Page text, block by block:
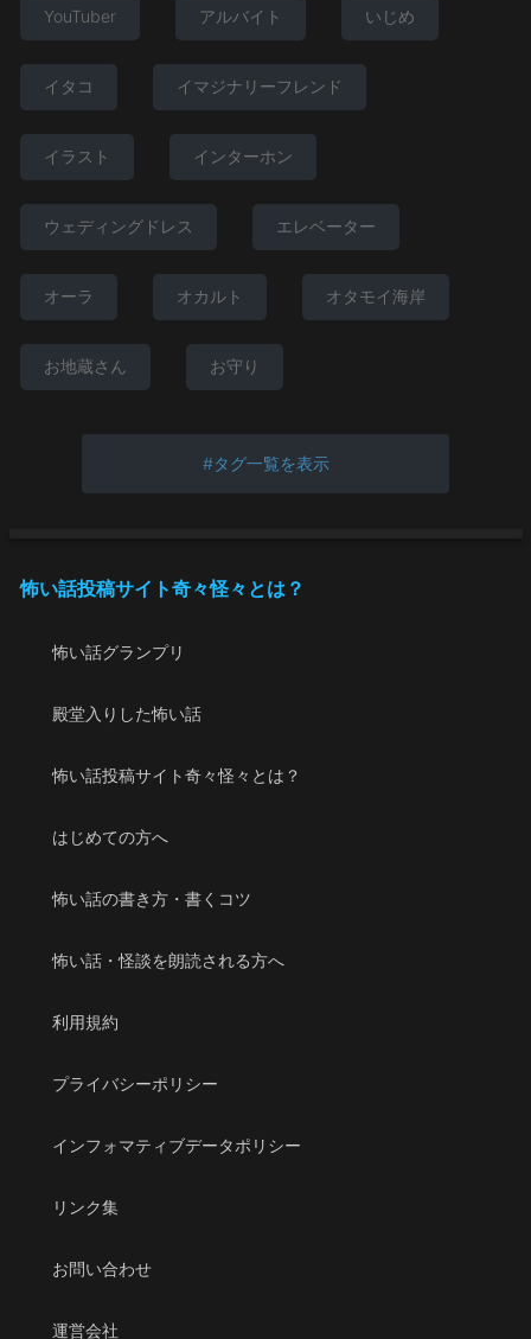
YouTuber アルバイト いじめ
イタコ イマジナリーフレンド
イラスト インターホン
ウェディングドレス エレベーター
オーラ オカルト オタモイ海岸
お地蔵さん お守り
タグ一覧を表示
怖い話投稿サイト奇々怪々とは？
怖い話グランプリ
殿堂入りした怖い話
怖い話投稿サイト奇々怪々とは？
はじめての方へ
怖い話の書き方・書くコツ
怖い話・怪談を朗読される方へ
利用規約
プライバシーポリシー
インフォマティブデータポリシー
リンク集
お問い合わせ
運営会社